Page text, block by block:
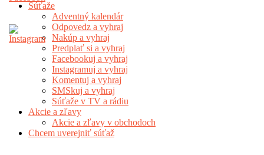
Súťaže
Adventný kalendár
Odpovedz a vyhraj
Nakúp a vyhraj
Predplať si a vyhraj
Facebookuj a vyhraj
Instagramuj a vyhraj
Komentuj a vyhraj
SMSkuj a vyhraj
Súťaže v TV a rádiu
Akcie a zľavy
Akcie a zľavy v obchodoch
Chcem uverejniť súťaž